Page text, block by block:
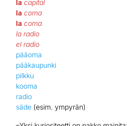
la capital
la coma
la coma
la radio
el radio
pääoma
pääkaupunki
pilkku
kooma
radio
säde (esim. ympyrän)